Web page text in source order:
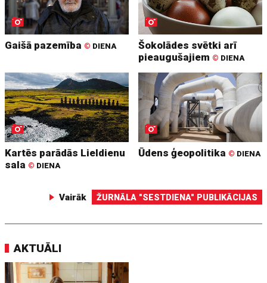
Gaišā pazemība © DIENA
Šokolādes svētki arī
pieaugušajiem © DIENA
Kartēs parādās Lieldienu
sala © DIENA
Ūdens ģeopolitika © DIENA
Vairāk ŽURNĀLA "SESTDIENA" PUBLIKĀCIJAS
AKTUĀLI